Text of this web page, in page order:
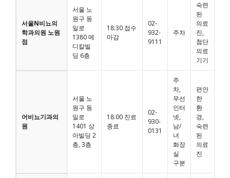
서울N비뇨의
학과의원 노원
점
서울 노
원구 동
일로
1380 메
디칼빌
딩 6층
18:30 접수
마감
02-
932-
9111
주차
숙련
된
의료
진,
첨단
의료
기기
어비뇨기과의
원
서울 노
원구 동
일로
1401 상
아빌딩 2
층, 3층
18:00 진료
종료
02-
930-
0131
주
차,
무선
인터
넷,
남/
녀
화장
실
구분
편안
한
환
경,
숙련
된
의료
진